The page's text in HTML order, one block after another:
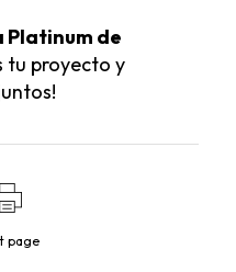
Platinum de
tu proyecto y
page